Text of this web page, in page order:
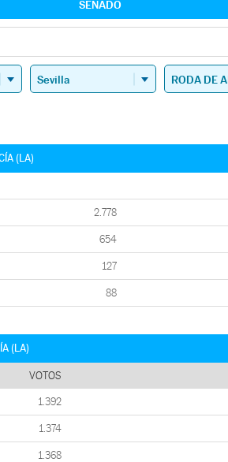
SENADO
(LA)
2.778
654
127
88
(LA)
VOTOS
1.392
1.374
1.368